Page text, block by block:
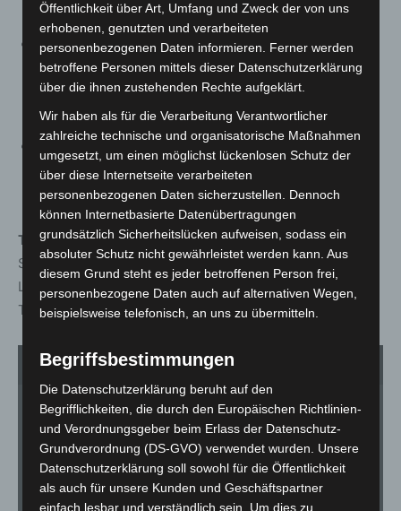
Ensemble „Westfalen haut auf die Pauke“.
Fee Brembeck:Künstlerische Wundertüte aus
Kabarett, Slam, Literatur und Operngesang, mehrfach
ausgezeichnet, setzt humorvoll feministische Themen
in Szene.
Aufstrebender Musiker aus Hannover,
kombiniert Pop-Melodien mit Trap-Einflüssen und
emotionalen Texten.
Tickets und Veranstaltungsdetails:
Samstag, 11. Oktober 2025, 20:00 Uhr | Theatersaal
Langenhagen
Tickets an der Abendkasse: € 27 / 25 / 23 / 22,-
Öffentlichkeit über Art, Umfang und Zweck der von uns
erhobenen, genutzten und verarbeiteten
personenbezogenen Daten informieren. Ferner werden
betroffene Personen mittels dieser Datenschutzerklärung
über die ihnen zustehenden Rechte aufgeklärt.
Wir haben als für die Verarbeitung Verantwortlicher
zahlreiche technische und organisatorische Maßnahmen
umgesetzt, um einen möglichst lückenlosen Schutz der
über diese Internetseite verarbeiteten
personenbezogenen Daten sicherzustellen. Dennoch
können Internetbasierte Datenübertragungen
grundsätzlich Sicherheitslücken aufweisen, sodass ein
absoluter Schutz nicht gewährleistet werden kann. Aus
diesem Grund steht es jeder betroffenen Person frei,
personenbezogene Daten auch auf alternativen Wegen,
beispielsweise telefonisch, an uns zu übermitteln.
Begriffsbestimmungen
Die Datenschutzerklärung beruht auf den
Begrifflichkeiten, die durch den Europäischen Richtlinien-
und Verordnungsgeber beim Erlass der Datenschutz-
Grundverordnung (DS-GVO) verwendet wurden. Unsere
Datenschutzerklärung soll sowohl für die Öffentlichkeit
als auch für unsere Kunden und Geschäftspartner
einfach lesbar und verständlich sein. Um dies zu